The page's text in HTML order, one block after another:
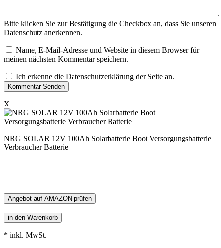
Bitte klicken Sie zur Bestätigung die Checkbox an, dass Sie unseren
Datenschutz anerkennen.
Name, E-Mail-Adresse und Website in diesem Browser für
meinen nächsten Kommentar speichern.
Ich erkenne die Datenschutzerklärung der Seite an.
X
NRG SOLAR 12V 100Ah Solarbatterie Boot Versorgungsbatterie
Verbraucher Batterie
Angebot auf AMAZON prüfen
* inkl. MwSt.